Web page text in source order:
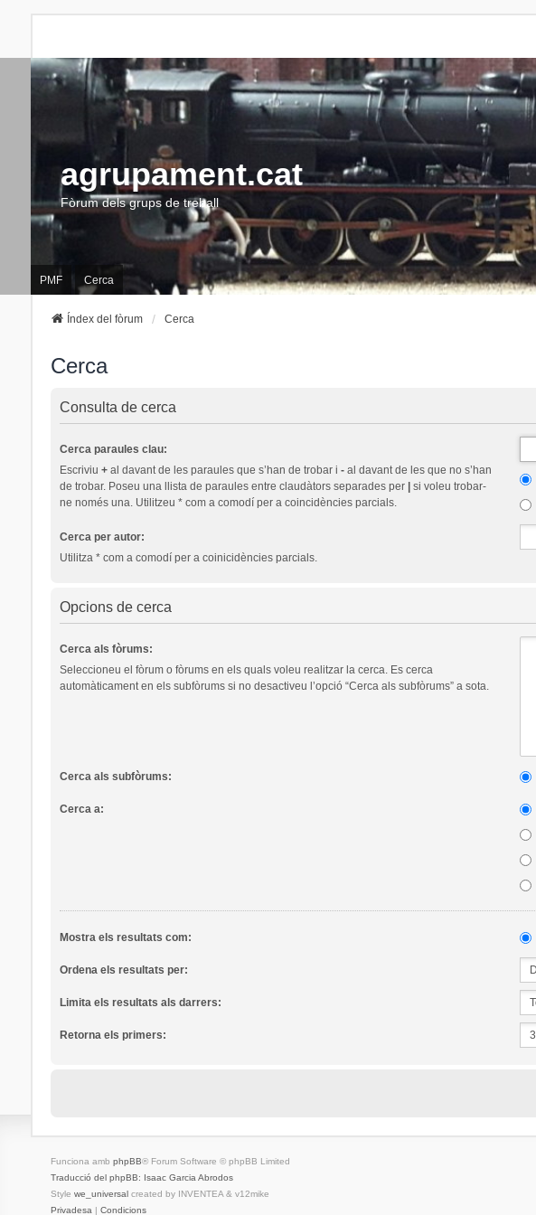
agrupament.cat
Fòrum dels grups de treball
PMF Cerca
Índex del fòrum Cerca
Cerca
Consulta de cerca
Cerca paraules clau:
Escriviu +al davant de les paraules que s’han de trobar i -al davant de les que no s’han
de trobar. Poseu una llista de paraules entre claudàtors separades per
si voleu trobar-
ne només una. Utilitzeu * com a comodí per a coincidències parcials.
Cerca per autor:
Utilitza * com a comodí per a coinicidències parcials.
Opcions de cerca
Cerca als fòrums:
Seleccioneu el fòrum o fòrums en els quals voleu realitzar la cerca. Es cerca
automàticament en els subfòrums si no desactiveu l’opció “Cerca als subfòrums” a sota.
Cerca als subfòrums:
Cerca a:
Mostra els resultats com:
Ordena els resultats per:
Limita els resultats als darrers:
Retorna els primers:
Funciona amb phpBB® Forum Software © phpBB Limited
Traducció del phpBB: Isaac Garcia Abrodos
Style we_universalcreated by INVENTEA & v12mike
Privadesa | Condicions